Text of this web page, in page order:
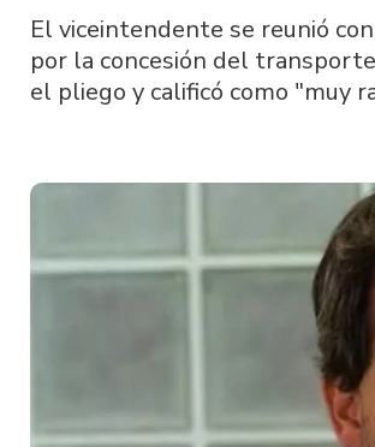
El viceintendente se reunió
por la concesión del
el pliego y calificó como "muy